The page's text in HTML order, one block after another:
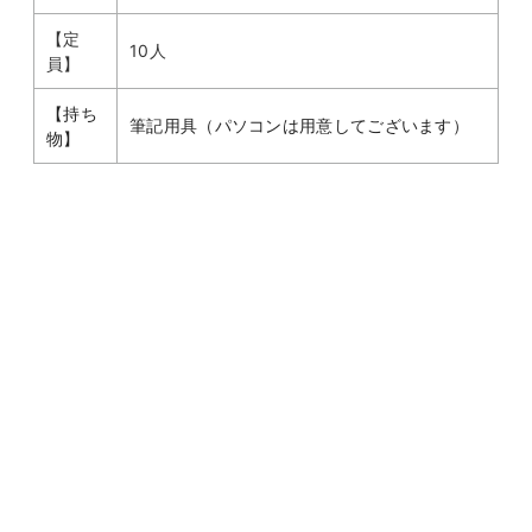
【定
員】
10人
【持ち
物】
筆記用具（パソコンは用意してございます）